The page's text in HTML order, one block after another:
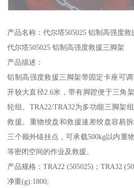
产品名称：代尔塔505025 铝制高强度救
代尔塔505025 铝制高强度救援三脚架
产品描述：
铝制高强度救援三脚架带固定卡座可
开较大直径2.6米，带有脚蹬便于三角
轮组。TRA22/TRA32为多功能三脚架
救援。重物绞盘和救援速差绞盘容易
三个额外锚挂点，可承载500kg以内重
等密闭空间的作业及救援。
产品规格：TRA22 (505025)；TRA32
净重(g):1800;